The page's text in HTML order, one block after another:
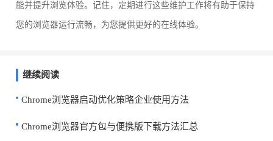
能并提升浏览体验。记住，定期进行这些维护工作将有助于保持
您的浏览器运行流畅，为您提供更好的在线体验。
继续阅读
Chrome浏览器启动优化策略企业使用方法
Chrome浏览器官方包与便携版下载方法汇总